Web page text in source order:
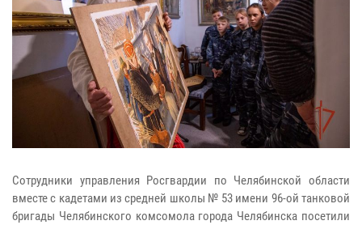
Cотрудники управления Росгвардии по Челябинской области
вместе с кадетами из средней школы № 53 имени 96-ой танковой
бригады Челябинского комсомола города Челябинска посетили